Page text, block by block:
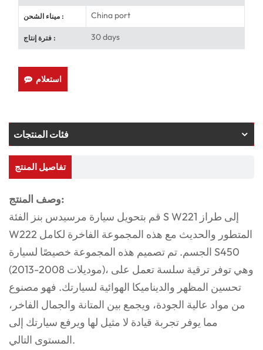
ميناء الشحن : China port
فترة إنتاج : 30 days
استعلام
فئات المنتجات
تفاصيل المنتج
وصف المنتج:
قم بتحويل سيارة مرسيدس بنز الفئة S W221 إلى طراز
W222 المتطور والحديث مع هذه المجموعة الفاخرة لكامل
الجسم. تم تصميم هذه المجموعة خصيصًا لسيارة S450
(موديلات 2008-2013)، وهي توفر ترقية سلسة تعمل على
تحسين المظهر والديناميكا الهوائية لسيارتك. فهو مصنوع
من مواد عالية الجودة، ويجمع بين المتانة والجمال الفاخر،
مما يوفر تجربة قيادة لا مثيل لها ويرفع سيارتك إلى
المستوى التالي.